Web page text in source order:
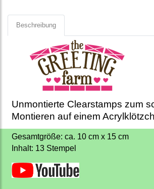
Beschreibung
Unmontierte Clearstamps zum
Montieren auf einem
Gesamtgröße: ca. 10 cm x 15 cm
Inhalt: 13 Stempel